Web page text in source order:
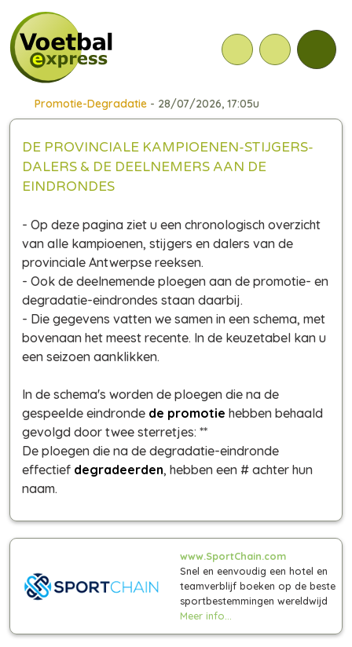
Promotie-Degradatie- 28/07/2026, 17:05u
DE PROVINCIALE KAMPIOENEN-STIJGERS-
DALERS & DE DEELNEMERS AAN DE
EINDRONDES
- Op deze pagina ziet u een chronologisch overzicht
van alle kampioenen, stijgers en dalers van de
provinciale Antwerpse reeksen.
- Ook de deelnemende ploegen aan de promotie- en
degradatie-eindrondes staan daarbij.
- Die gegevens vatten we samen in een schema, met
bovenaan het meest recente. In de keuzetabel kan u
een seizoen aanklikken.
In de schema's worden de ploegen die na de
gespeelde eindronde de promotie hebben behaald
gevolgd door twee sterretjes: **
De ploegen die na de degradatie-eindronde
effectief degradeerden, hebben een # achter hun
naam.
www.SportChain.com
Snel en eenvoudig een hotel en
teamverblijf boeken op de beste
sportbestemmingen wereldwijd
Meer info...